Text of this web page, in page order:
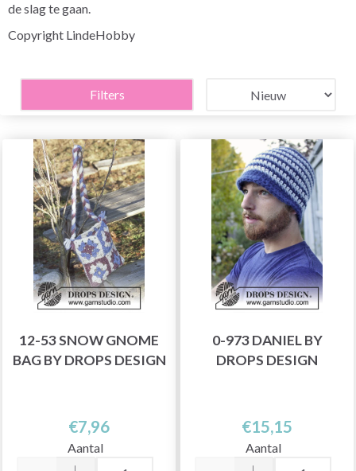
de slag te gaan.
Copyright LindeHobby
Filters
12-53 SNOW GNOME
BAG BY DROPS DESIGN
€7,96
Aantal
0-973 DANIEL BY
DROPS DESIGN
€15,15
Aantal